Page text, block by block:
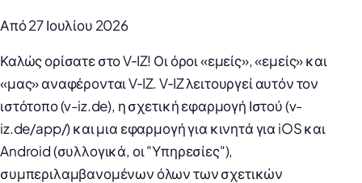
Από 27 Ιουλίου 2026
Καλώς ορίσατε στο V‑IZ! Οι όροι «εμείς», «εμείς» και
«μας» αναφέρονται V‑IZ. V‑IZ λειτουργεί αυτόν τον
ιστότοπο (v-iz.de), η σχετική εφαρμογή Ιστού (v-
iz.de/app/) και μια εφαρμογή για κινητά για iOS και
Android (συλλογικά, οι "Υπηρεσίες"),
συμπεριλαμβανομένων όλων των σχετικών